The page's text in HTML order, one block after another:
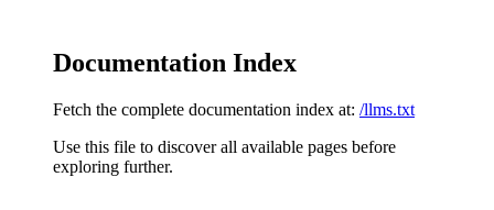
Documentation Index
Fetch the complete documentation index at: /llms.txt
Use this file to discover all available pages before
exploring further.